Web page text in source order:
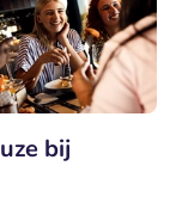
bij